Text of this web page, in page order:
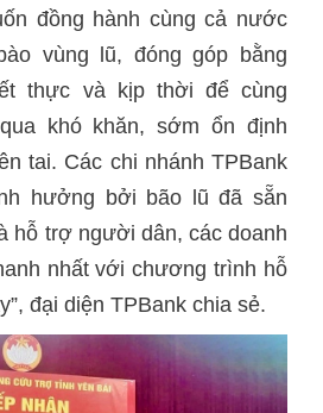
đồng hành cùng cả nước
vùng lũ, đóng góp bằng
thực và kịp thời để cùng
khó khăn, sớm ổn định
tai. Các chi nhánh TPBank
hưởng bởi bão lũ đã sẵn
hỗ trợ người dân, các doanh
nhất với chương trình hỗ
đại diện TPBank chia sẻ.